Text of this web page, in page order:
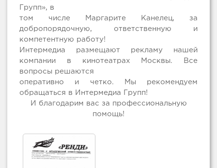
Групп», в
том числе Маргарите Канелец, за
добропорядочную, ответственную и
компетентную работу!
Интермедиа размещают рекламу нашей
компании в кинотеатрах Москвы. Все
вопросы решаются
оперативно и четко. Мы рекомендуем
обращаться в Интермедиа Групп!
И благодарим вас за профессиональную
помощь!